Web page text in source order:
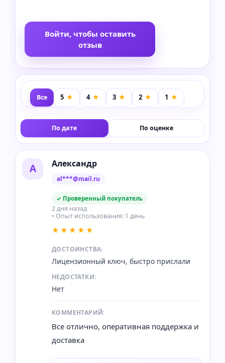
Войти, чтобы оставить
отзыв
Все
По дате По оценке
А Александр
al***@mail.ru
✓ Проверенный покупатель
2 дня назад
• Опыт использования: 1 день
★★★★★
ДОСТОИНСТВА:
Лицензионный ключ, быстро прислали
НЕДОСТАТКИ:
Нет
КОММЕНТАРИЙ:
Все отлично, оперативная поддержка и
доставка